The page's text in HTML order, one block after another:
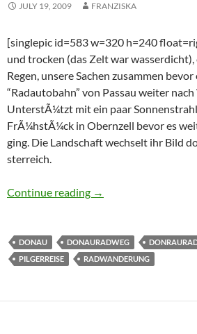
JULY 19, 2009 FRANZISKA
[singlepic id=583 w=320 h=240
und trocken (das Zelt war
Regen, unsere Sachen zusammen bevor
“Radautobahn” von Passau weiter
UnterstÃ¼tzt mit ein paar
FrÃ¼hstÃ¼ck in Obernzell bevor es
ging. Die Landschaft wechselt ihr Bild
sterreich.
Continue reading Donauradweg: Tag 6
→
DONAU DONAURADWEG
PILGERREISE
RADWANDERUNG